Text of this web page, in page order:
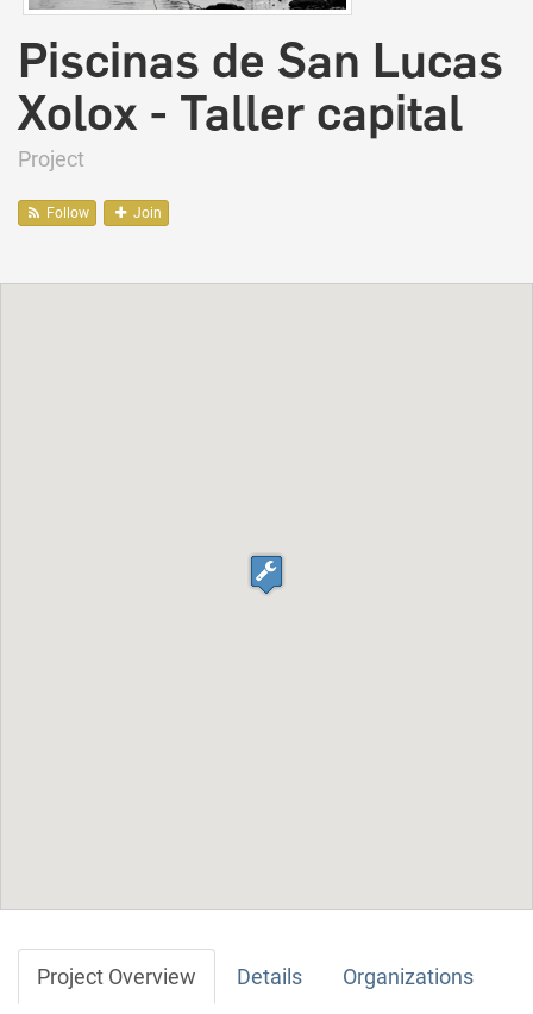
Piscinas de San Lucas
Xolox - Taller capital
Project
Follow Join
Project Overview Details Organizations